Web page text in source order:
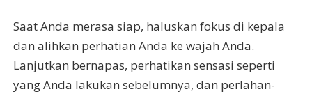
Saat Anda merasa siap, haluskan fokus di kepala
dan alihkan perhatian Anda ke wajah Anda.
Lanjutkan bernapas, perhatikan sensasi seperti
yang Anda lakukan sebelumnya, dan perlahan-